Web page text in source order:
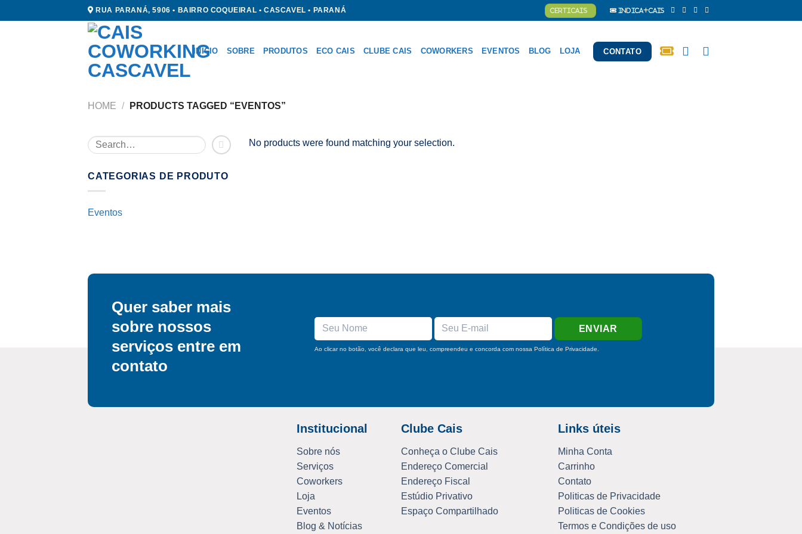
to
RUA PARANÁ, 5906 • BAIRRO COQUEIRAL • CASCAVEL • PARANÁ CERTICAIS Indica+Cais
INÍCIO SOBRE PRODUTOS ECO CAIS CLUBE CAIS COWORKERS EVENTOS BLOG LOJA CONTATO
HOME / PRODUCTS TAGGED “EVENTOS”
CATEGORIAS DE PRODUTO
Eventos
No products were found matching your selection.
Quer saber mais
sobre nossos
serviços entre em
contato
Ao clicar no botão, você declara que leu, compreendeu e concorda com nossa Política de Privacidade
Institucional
Sobre nós
Serviços
Coworkers
Loja
Eventos
Blog & Notícias
Clube Cais
Conheça o Clube Cais
Endereço Comercial
Endereço Fiscal
Estúdio Privativo
Espaço Compartilhado
Links úteis
Minha Conta
Carrinho
Contato
Politicas de Privacidade
Politicas de Cookies
Termos e Condições de uso